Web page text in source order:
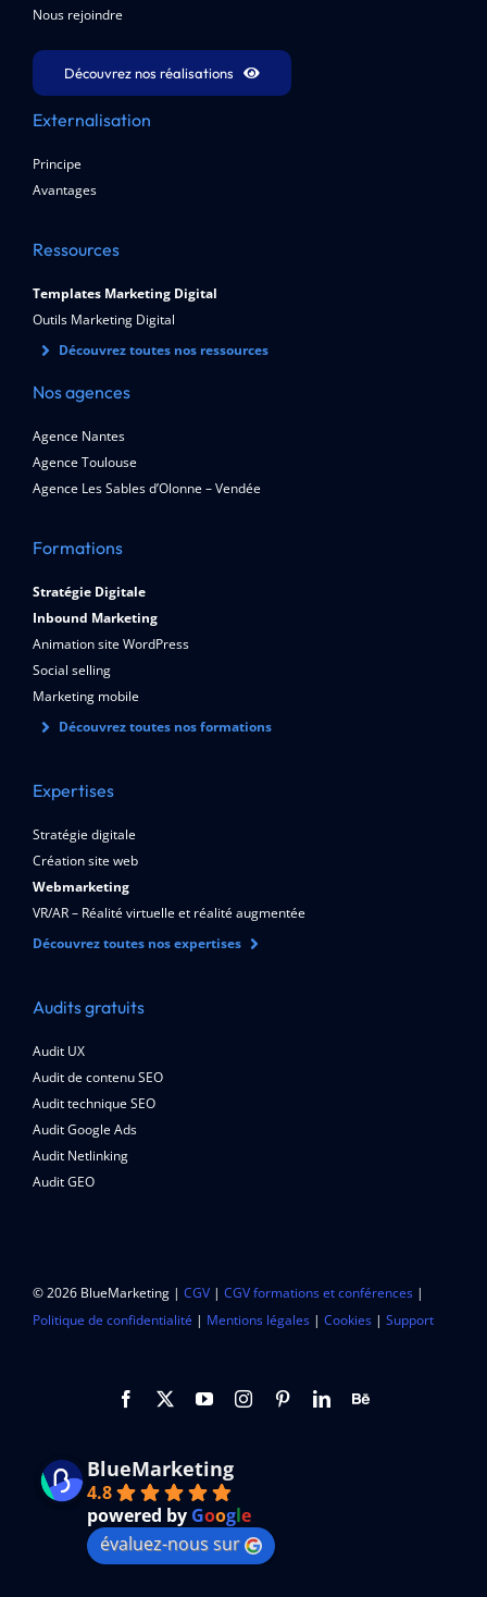
Nous rejoindre
Découvrez nos réalisations
Externalisation
Principe
Avantages
Ressources
Templates Marketing Digital
Outils Marketing Digital
Découvrez toutes nos ressources
Nos agences
Agence Nantes
Agence Toulouse
Agence Les Sables d’Olonne – Vendée
Formations
Stratégie Digitale
Inbound Marketing
Animation site WordPress
Social selling
Marketing mobile
Découvrez toutes nos formations
Expertises
Stratégie digitale
Création site web
Webmarketing
VR/AR – Réalité virtuelle et réalité augmentée
Découvrez toutes nos expertises
Audits gratuits
Audit UX
Audit de contenu SEO
Audit technique SEO
Audit Google Ads
Audit Netlinking
Audit GEO
© 2026 BlueMarketing | CGV| CGV formations et conférences|
Politique de confidentialité | Mentions légales| Cookies| Support
BlueMarketing
4.8
powered by Google
évaluez-nous sur